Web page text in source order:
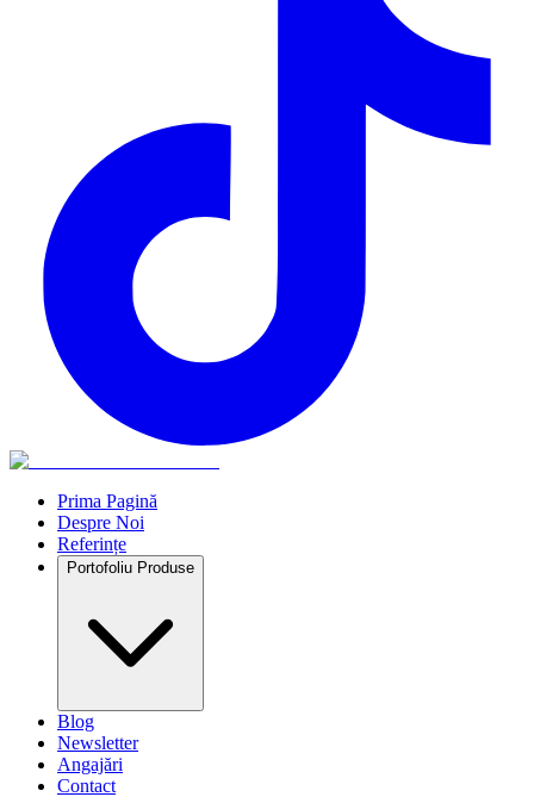
Prima Pagină
Despre Noi
Referințe
Portofoliu Produse
Blog
Newsletter
Angajări
Contact